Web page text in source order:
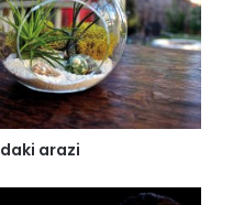
arazi